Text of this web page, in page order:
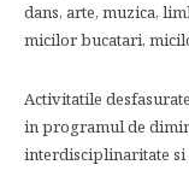
dans, arte, muzica,
micilor bucatari,
Activitatile
in programul de
interdisciplinaritate si